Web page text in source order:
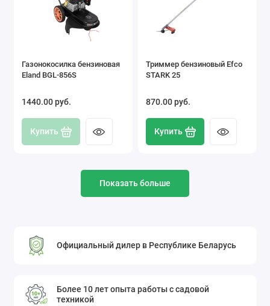
Газонокосилка бензиновая
Eland BGL-856S
1440.00 pуб.
Купить
Триммер бензиновый Efco
STARK 25
870.00 pуб.
Купить
Показать больше
Официальный дилер в Республике Беларусь
Более 10 лет опыта работы с садовой
техникой